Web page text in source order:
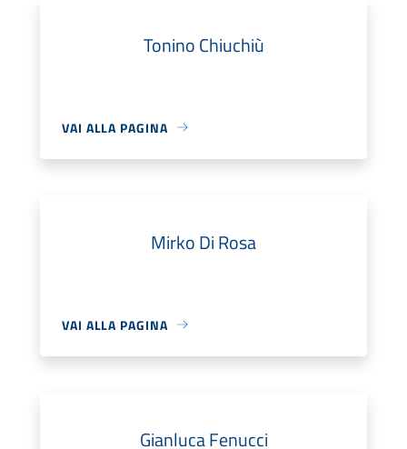
Tonino Chiuchiù
VAI ALLA PAGINA
Mirko Di Rosa
VAI ALLA PAGINA
Gianluca Fenucci